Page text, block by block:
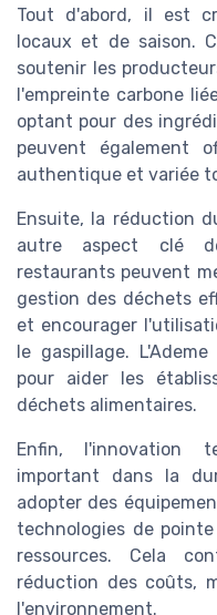
Tout d'abord, il est
locaux et de saison.
soutenir les
l'empreinte carbone
optant pour des
peuvent également
authentique et variée
Ensuite, la réduction
autre aspect clé
restaurants peuvent
gestion des déchets
et encourager
le gaspillage.
pour aider les
déchets alimentaires.
Enfin, l'innovation
important dans la
adopter des
technologies de
ressources. Cela
réduction des coûts,
l'environnement.